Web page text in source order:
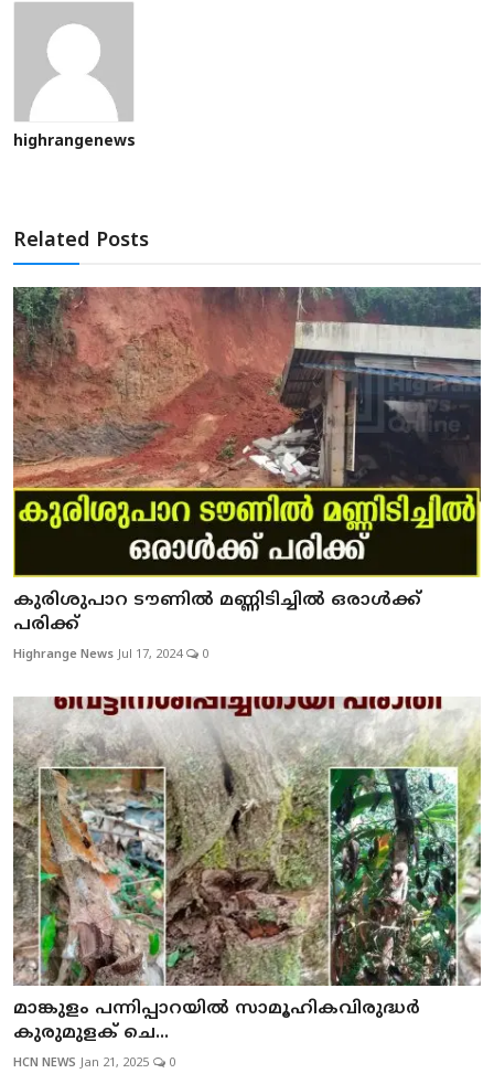
highrangenews
Related Posts
കുരിശുപാറ ടൗണില്‍ മണ്ണിടിച്ചില്‍ ഒരാള്‍ക്ക്
പരിക്ക്
Highrange News Jul 17, 2024 0
മാങ്കുളം പന്നിപ്പാറയില്‍ സാമൂഹികവിരുദ്ധര്‍
കുരുമുളക് ചെ...
HCN NEWS Jan 21, 2025 0